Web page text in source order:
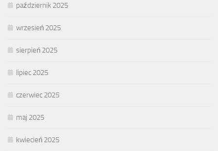
październik 2025
wrzesień 2025
sierpień 2025
lipiec 2025
czerwiec 2025
maj 2025
kwiecień 2025